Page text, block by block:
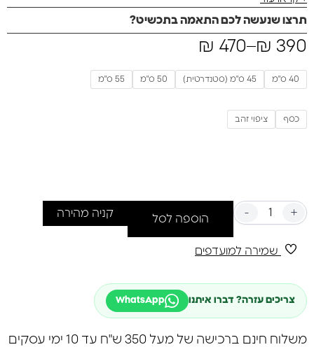
כל פרט מעניק תחושת עומק, אותנטיות ואופי חד-פעמי.
תרצו שנעשה לכם התאמה בתכשיט?
₪ 390
–
₪ 470
40 ס"מ 45 ס"מ (סטנדרטית) 50 ס"מ 55 ס"מ
כסף ציפוי זהב
- +
הוספה לסל קניה מהירה
שמירה למועדפים
צריכים עזרה? דברו איתנו WhatsApp
משלוח חינם ברכישה של מעל 350 ש"ח עד 10 ימי עסקים